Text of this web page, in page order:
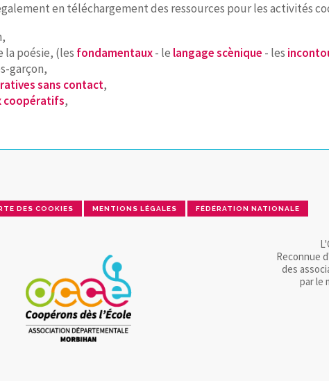
en téléchargement des ressources pour les activités
poésie, (les fondamentaux- le langage scènique - les
garçon,
sans contact,
coopératifs,
DES COOKIES MENTIONS LÉGALES FÉDÉRATION NATIONALE
Reconnue
des
par le